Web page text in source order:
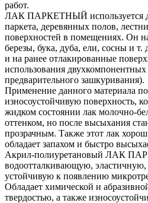
работ.
ЛАК ПАРКЕТНЫЙ используется
паркета, деревянных полов,
поверхностей в помещениях. Он
березы, бука, дуба, ели, сосны и
и на ранее отлакированные
использования двухкомпонентных
предварительного зашкуривания).
Применение данного материала
износоустойчивую поверхность,
жидком состоянии лак молочно-
оттенком, но после высыхания
прозрачным. Также этот лак
обладает запахом и быстро
Акрил-полиуретановый ЛАК
водоотталкивающую,
устойчивую к появлению
Обладает химической и
твердостью, а также